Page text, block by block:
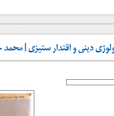
دینی و اقتدار ستیزی | محمد